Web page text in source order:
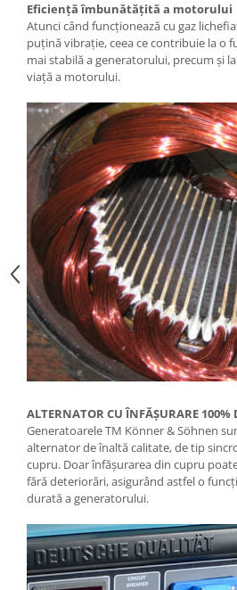
Compresoare angrenare directa
Compresoare angrenare curea
Accesorii compresoare
Incalzitoare de aer
Aeroterme gaz
Aeroterme electrice
Tunuri de aer cald cu ardere
directa
Tunuri de aer cald cu ardere
indirecta
Incalzitoare universale cu ulei
Incalzitoare terase
Panouri radiante
Accesorii
Redresoare si roboti pornire
Motopompe
Pompe submersibile de inalta
presiune
Pompe submersibile apa murdara
Pompe de suprafata centrifugale
Pompe submersibile cu plutitor
Hidrofoare
Eficiență îmbunătățită a motorului
Atunci când funcționează cu gaz
puțină vibrație, ceea ce contribuie la o
mai stabilă a generatorului, precum și
viață a motorului.
ALTERNATOR CU ÎNFĂȘURARE 100%
Generatoarele TM Könner & Söhnen
alternator de înaltă calitate, de tip
cupru. Doar înfășurarea din cupru
fără deteriorări, asigurând astfel o
durată a generatorului.